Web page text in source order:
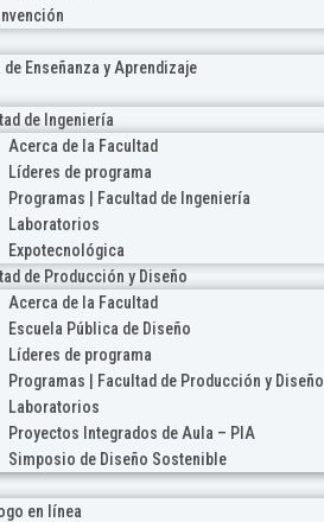
Enseñanza y Aprendizaje
de Ingeniería
Acerca de la Facultad
Líderes de programa
Programas | Facultad de Ingeniería
Laboratorios
Expotecnológica
de Producción y Diseño
Acerca de la Facultad
Escuela Pública de Diseño
Líderes de programa
Programas | Facultad de Producción y Diseño
Laboratorios
Proyectos Integrados de Aula – PIA
Simposio de Diseño Sostenible
en línea